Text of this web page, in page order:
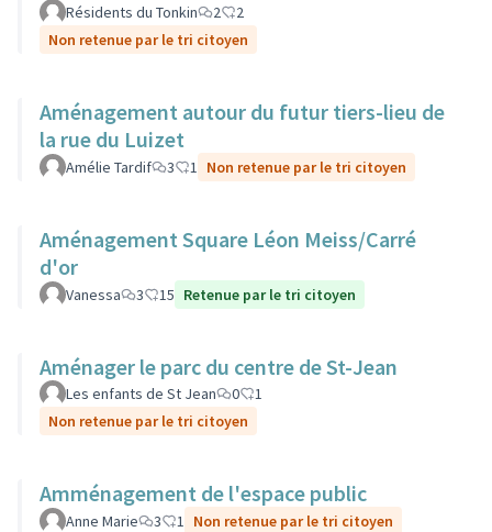
Résidents du Tonkin 2
2
Non retenue par le tri citoyen
Aménagement autour du futur tiers-lieu de
la rue du Luizet
Amélie Tardif 3 1 Non retenue par le tri citoyen
Aménagement Square Léon Meiss/Carré
d'or
Vanessa 3 15 Retenue par le tri citoyen
Aménager le parc du centre de St-Jean
Les enfants de St Jean 0
1
Non retenue par le tri citoyen
Amménagement de l'espace public
Anne Marie 3 1 Non retenue par le tri citoyen